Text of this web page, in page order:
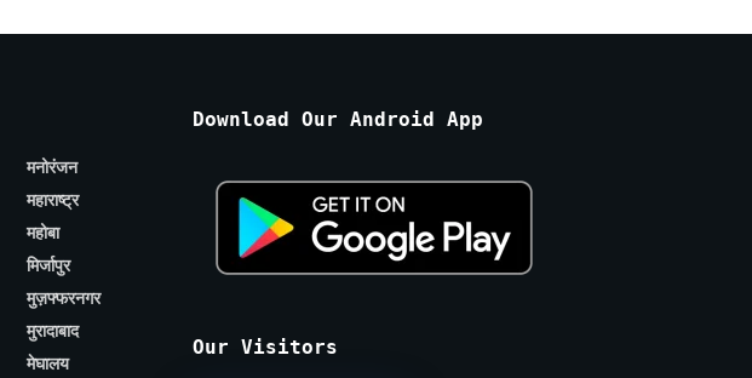
मनोरंजन
महाराष्ट्र
महोबा
मिर्जापुर
मुज़फ्फरनगर
मुरादाबाद
मेघालय
Download Our Android App
Our Visitors